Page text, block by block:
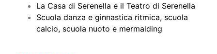
La Casa di Serenella e il Teatro di Serenella
Scuola danza e ginnastica ritmica, scuola
calcio, scuola nuoto e mermaiding